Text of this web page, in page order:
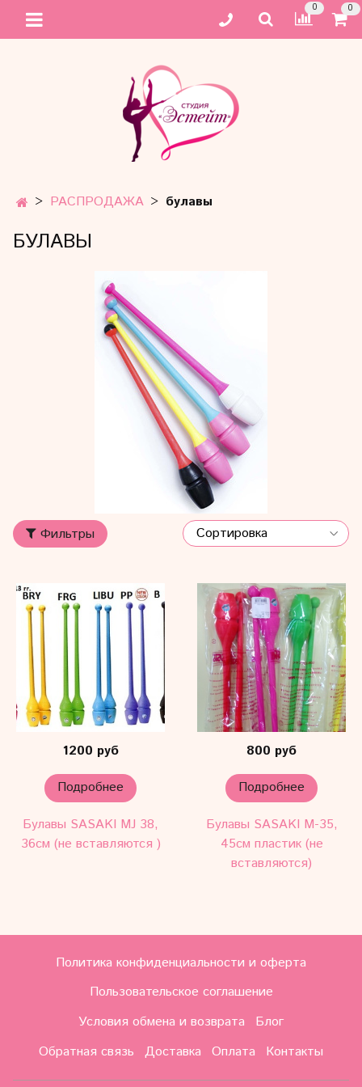
0 0
РАСПРОДАЖА булавы
БУЛАВЫ
Фильтры
1200 руб
Подробнее
Булавы SASAKI MJ 38,
36см (не вставляются )
800 руб
Подробнее
Булавы SASAKI M-35,
45см пластик (не
вставляются)
Политика конфиденциальности и оферта
Пользовательское соглашение
Условия обмена и возврата
Блог
Обратная связь
Доставка Оплата Контакты